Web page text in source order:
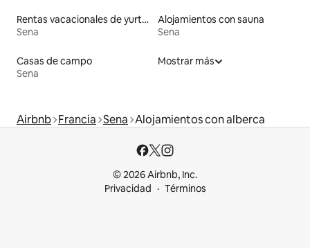
Rentas vacacionales de yurtas
Sena
Alojamientos con sauna
Sena
Casas de campo
Sena
Mostrar más
Airbnb Francia Sena Alojamientos con alberca
© 2026 Airbnb, Inc.
Privacidad
Términos